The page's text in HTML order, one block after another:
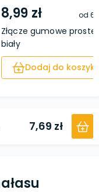
8,99 zł od
Złącze gumowe proste
biały
Dodaj do
7,69 zł